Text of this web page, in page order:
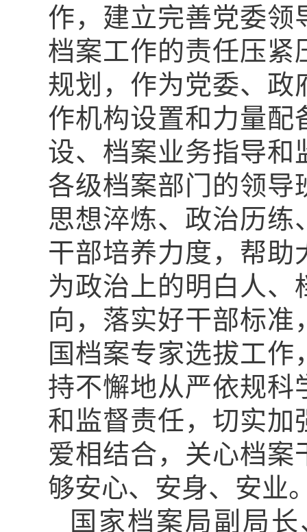
作，建立完善党委领
档案工作的责任压紧
规划，作为党委、政
作机构设置和力量配
设、档案业务指导和
各级档案部门的领导
思想淬炼、政治历
干部培养力度，帮助
为政治上的明白人
向，落实好干部标
国档案专家选拔工
持不懈地从严依规科
和监督责任，切实加
爱相结合，关心档
够安心、安身、安业
国家档案局副局